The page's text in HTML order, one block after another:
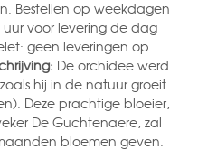
Bestellen op weekdagen
uur voor levering de dag
geen leveringen op
De orchidee werd
hij in de natuur groeit
Deze prachtige bloeier,
De Guchtenaere, zal
bloemen geven.